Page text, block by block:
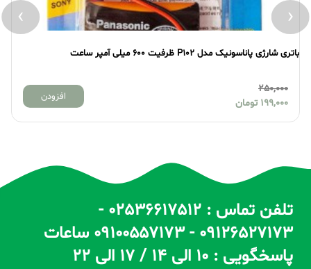
باتری شارژی پاناسونیک مدل P102 ظرفیت 600 میلی آمپر ساعت
250,000
199,000 تومان
افزودن
‹
›
تلفن تماس : 02536617512 -
09126527173 - 09100557173 ساعات
پاسخگویی : 10 الی 14 / 17 الی 22